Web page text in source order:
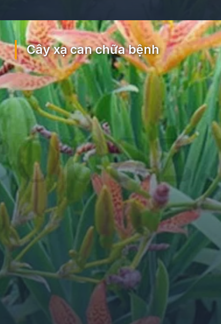
Đang mởhttps://ocopaz.vn/xa-can-404
Cây xạ can chữa bệnh